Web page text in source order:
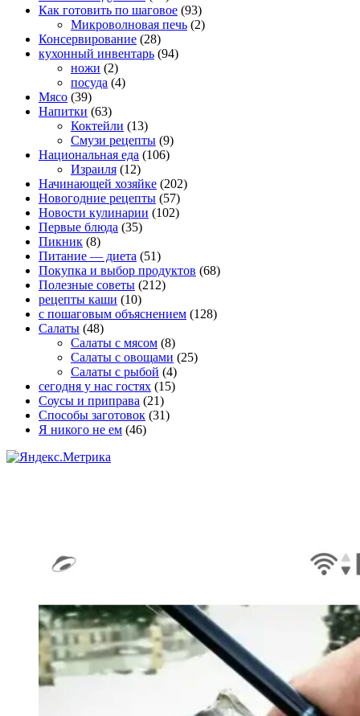
Как готовить по шаговое (93)
Микроволновая печь (2)
Консервирование (28)
кухонный инвентарь (94)
ножи (2)
посуда (4)
Мясо (39)
Напитки (63)
Коктейли (13)
Смузи рецепты (9)
Национальная еда (106)
Израиля (12)
Начинающей хозяйке (202)
Новогодние рецепты (57)
Новости кулинарии (102)
Первые блюда (35)
Пикник (8)
Питание — диета (51)
Покупка и выбор продуктов (68)
Полезные советы (212)
рецепты каши (10)
с пошаговым объяснением (128)
Салаты (48)
Салаты с мясом (8)
Салаты с овощами (25)
Салаты с рыбой (4)
сегодня у нас гостях (15)
Соусы и приправа (21)
Способы заготовок (31)
Я никого не ем (46)